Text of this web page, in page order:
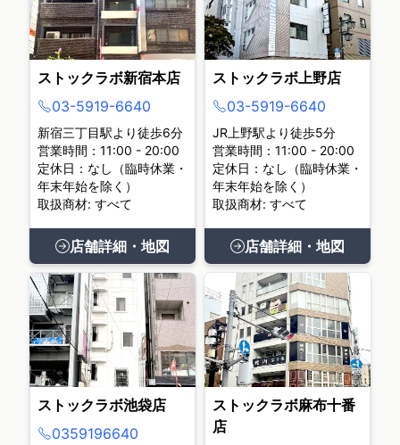
ストックラボ新宿本店
03-5919-6640
新宿三丁目駅より徒歩6分
営業時間：11:00 - 20:00
定休日：なし（臨時休業・
年末年始を除く）
取扱商材: すべて
店舗詳細・地図
ストックラボ上野店
03-5919-6640
JR上野駅より徒歩5分
営業時間：11:00 - 20:00
定休日：なし（臨時休業・
年末年始を除く）
取扱商材: すべて
店舗詳細・地図
ストックラボ池袋店
0359196640
ストックラボ麻布十番
店